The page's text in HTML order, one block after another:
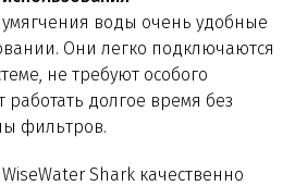
воды очень удобные
Они легко подключаются
не требуют особого
работать долгое время без
фильтров.
Shark качественно